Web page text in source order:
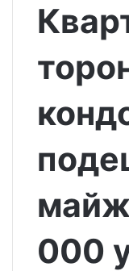
000